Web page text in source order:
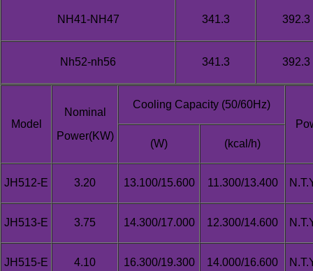
NH41-NH47 341.3 392.3
Nh52-nh56 341.3 392.3
Model
Nominal
Power(KW)
Cooling Capacity (50/60Hz)
(W)
(kcal/h)
JH512-E 3.20 13.100/15.600 11.300/13.400
JH513-E 3.75 14.300/17.000 12.300/14.600
JH515-E 4.10 16.300/19.300 14.000/16.600